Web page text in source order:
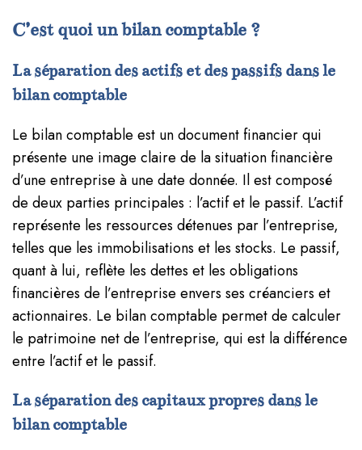
C’est quoi un bilan comptable ?
La séparation des actifs et des passifs dans le
bilan comptable
Le bilan comptable est un document financier qui
présente une image claire de la situation financière
d’une entreprise à une date donnée. Il est composé
de deux parties principales : l’actif et le passif. L’actif
représente les ressources détenues par l’entreprise,
telles que les immobilisations et les stocks. Le passif,
quant à lui, reflète les dettes et les obligations
financières de l’entreprise envers ses créanciers et
actionnaires. Le bilan comptable permet de calculer
le patrimoine net de l’entreprise, qui est la différence
entre l’actif et le passif.
La séparation des capitaux propres dans le
bilan comptable